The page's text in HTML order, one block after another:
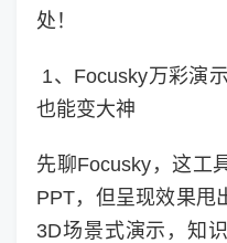
处！
1、Focusky万彩演
也能变大神
先聊Focusky，这工
PPT，但呈现效果甩
3D场景式演示，知